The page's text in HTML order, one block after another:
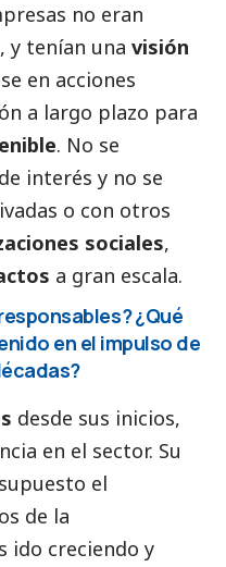
no eran
y tenían una visión
en acciones
a largo plazo para
. No se
interés y no se
o con otros
sociales,
a gran escala.
? ¿Qué
en el impulso de
desde sus inicios,
en el sector. Su
el
de la
ido creciendo y